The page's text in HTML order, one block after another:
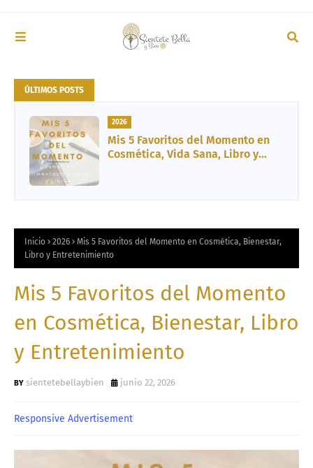
ÚLTIMOS POSTS
Mis 5 Favoritos del Momento en
Cosmética, Vida Sana, Libro y
2026
5 Libros Recomendados: Novelas,
Ensayos y Biografía
Inicio 2026
Mis 5 Favoritos del Momento en Cosmética, Bienestar,
Libro y Entretenimiento
Mis 5 Favoritos del Momento
en Cosmética, Bienestar, Libro
y Entretenimiento
sientetebellaybien junio 22, 2026
Responsive Advertisement